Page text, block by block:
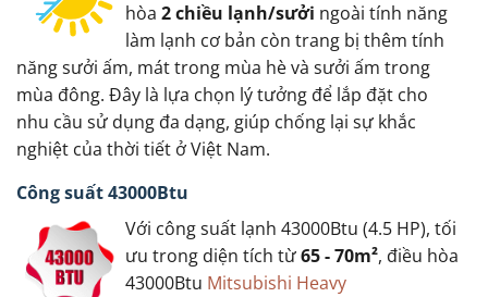
hòa 2 chiều lạnh/sưởi ngoài tính năng
làm lạnh cơ bản còn trang bị thêm tính
năng sưởi ấm, mát trong mùa hè và sưởi ấm trong
mùa đông. Đây là lựa chọn lý tưởng để lắp đặt cho
nhu cầu sử dụng đa dạng, giúp chống lại sự khắc
nghiệt của thời tiết ở Việt Nam.
Công suất 43000Btu
Với công suất lạnh 43000Btu (4.5 HP), tối
ưu trong diện tích từ65 - 70m², điều hòa
43000Btu Mitsubishi Heavy